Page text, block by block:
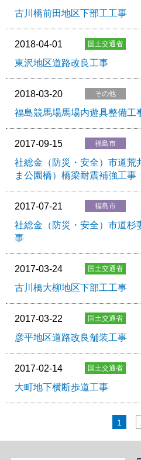
古川橋前田地区下部工工事
2018-04-01
東沢地区道路改良工事
2018-03-20
福島競馬場馬場内遊具整備工
2017-09-15
社総金（防災・安全）市道荒
ま公園橋）橋梁耐震補強工事
2017-07-21
社総金（防災・安全）市道杉
事
2017-03-24
古川橋大柳地区下部工工事
2017-03-22
彦平地区道路改良舗装工事
2017-02-14
大町地下横断歩道工事
1